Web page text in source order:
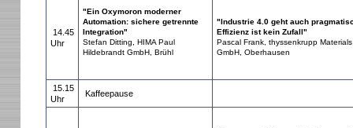
14.45
Uhr
"Ein Oxymoron moderner
Automation: sichere getrennte
Integration"
Stefan Ditting, HIMA Paul
Hildebrandt GmbH, Brühl
"Industrie 4.0 geht auch
Effizienz ist kein Zufall"
Pascal Frank, thyssenkrupp
GmbH, Oberhausen
15.15
Uhr
Kaffeepause